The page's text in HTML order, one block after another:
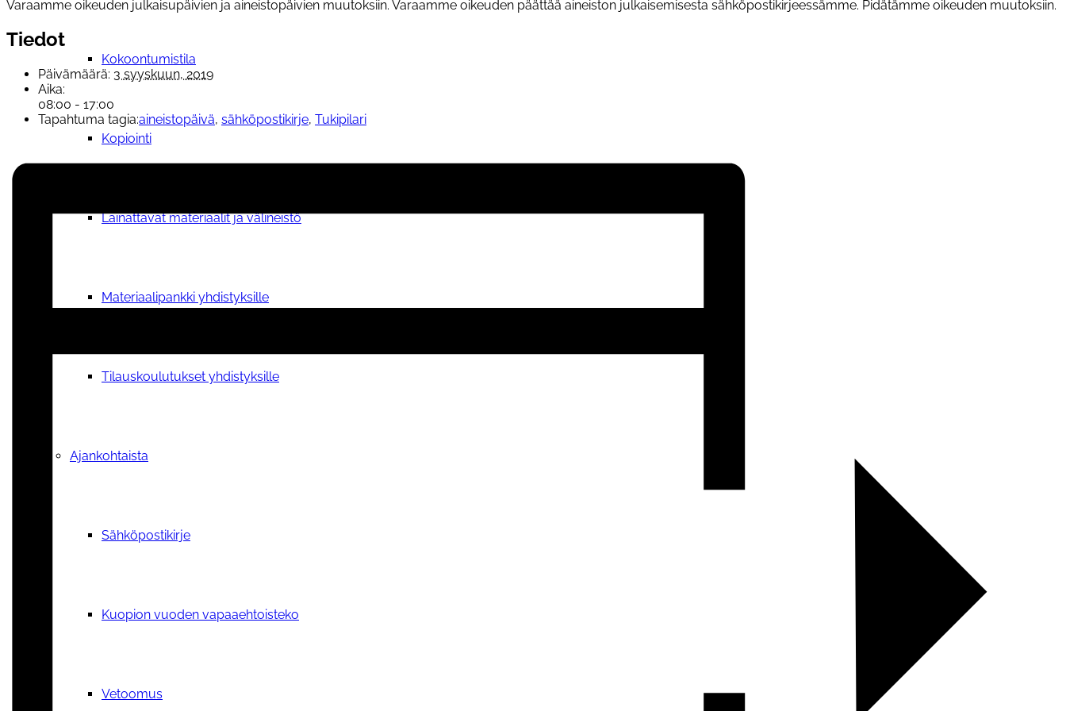
Kokoontumistila
Kopiointi
Lainattavat materiaalit ja välineistö
Materiaalipankki yhdistyksille
Tilauskoulutukset yhdistyksille
Ajankohtaista
Sähköpostikirje
Kuopion vuoden vapaaehtoisteko
Vetoomus
Varaamme oikeuden julkaisupäivien ja aineistopäivien muutoksiin. Varaamme oikeuden päättää aineiston julkaisemisesta sähköpostikirjeessämme. Pidätämme oikeuden muutoksiin.
Tiedot
Päivämäärä: 3 syyskuun, 2019
Aika:
08:00 - 17:00
Tapahtuma tagia:aineistopäivä, sähköpostikirje, Tukipilari